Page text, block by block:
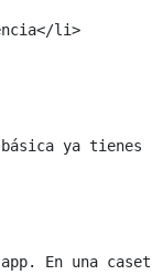
ya tienes
En una